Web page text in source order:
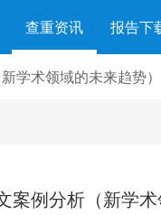
查重资讯 报告下
学术领域的未来趋势）
案例分析（新学术